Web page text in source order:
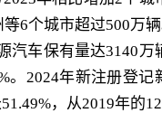
6个城市超过500万辆
汽车保有量达3140万
。2024年新注册登记
，从2019年的